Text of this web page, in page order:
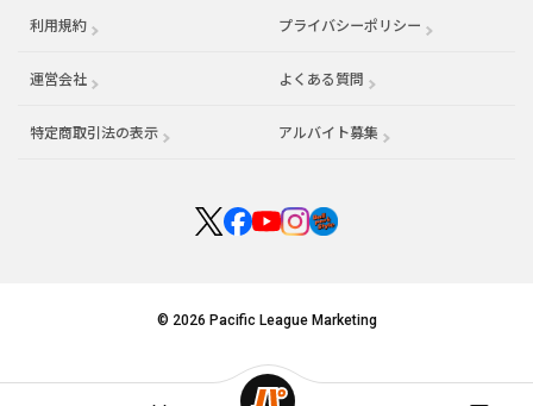
利用規約 プライバシーポリシー
運営会社 （別ウィンドウで開く） よくある質問
特定商取引法の表示 アルバイト募集 （別ウィンドウで開く
© 2026 Pacific League Marketing